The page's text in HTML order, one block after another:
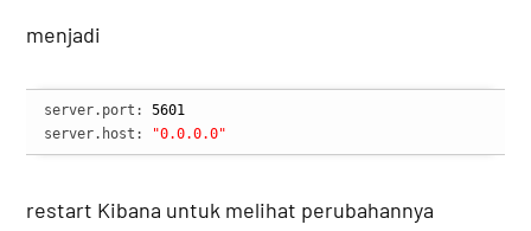
menjadi
server.port: 5601
server.host:
"0.0.0.0"
restart Kibana untuk melihat perubahannya